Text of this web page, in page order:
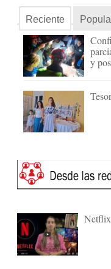
Reciente
y